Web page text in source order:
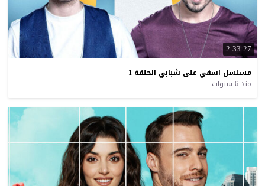
2:33:27
مسلسل اسفي على شبابي الحلقة 1
منذ 6 سنوات